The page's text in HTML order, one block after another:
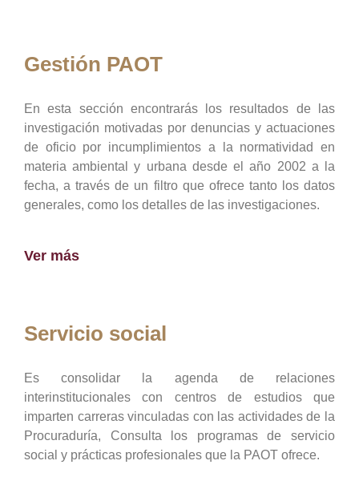
Gestión PAOT
En esta sección encontrarás los resultados de las
investigación motivadas por denuncias y actuaciones
de oficio por incumplimientos a la normatividad en
materia ambiental y urbana desde el año 2002 a la
fecha, a través de un filtro que ofrece tanto los datos
generales, como los detalles de las investigaciones.
Ver más
Servicio social
Es consolidar la agenda de relaciones
interinstitucionales con centros de estudios que
imparten carreras vinculadas con las actividades de la
Procuraduría, Consulta los programas de servicio
social y prácticas profesionales que la PAOT ofrece.